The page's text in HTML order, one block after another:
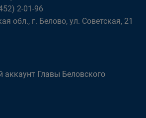
2-01-96
обл., г. Белово, ул. Советская, 21
Главы Беловского